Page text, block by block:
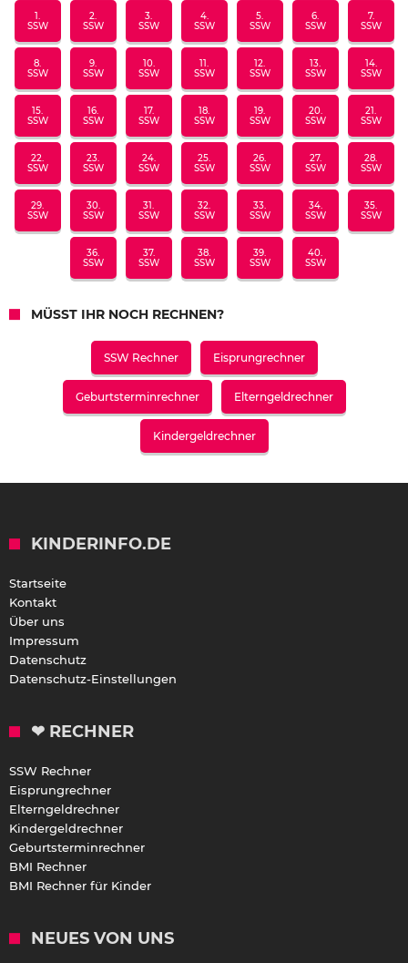
1.
SSW
2.
SSW
3.
SSW
4.
SSW
5.
SSW
6.
SSW
7.
SSW
8.
SSW
9.
SSW
10.
SSW
11.
SSW
12.
SSW
13.
SSW
14.
SSW
15.
SSW
16.
SSW
17.
SSW
18.
SSW
19.
SSW
20.
SSW
21.
SSW
22.
SSW
23.
SSW
24.
SSW
25.
SSW
26.
SSW
27.
SSW
28.
SSW
29.
SSW
30.
SSW
31.
SSW
32.
SSW
33.
SSW
34.
SSW
35.
SSW
36.
SSW
37.
SSW
38.
SSW
39.
SSW
40.
SSW
MÜSST IHR NOCH RECHNEN?
SSW Rechner Eisprungrechner
Geburtsterminrechner Elterngeldrechner
Kindergeldrechner
KINDERINFO.DE
Startseite
Kontakt
Über uns
Impressum
Datenschutz
Datenschutz-Einstellungen
❤ RECHNER
SSW Rechner
Eisprungrechner
Elterngeldrechner
Kindergeldrechner
Geburtsterminrechner
BMI Rechner
BMI Rechner für Kinder
NEUES VON UNS